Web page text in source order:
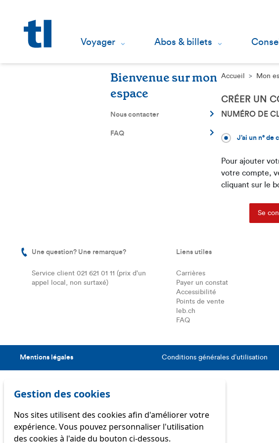
Page d'accueil
Voyager Abos & billets
Bienvenue sur mon
espace
Nous contacter
FAQ
Accueil Mon
CRÉER UN
NUMÉRO DE
Je possède déjà
J’ai un n° de
Pour ajouter
votre compte,
cliquant sur le
Se
Une question? Une remarque?
Service client 021 621 01 11 (prix d'un
appel local, non surtaxé)
Liens utiles
Carrières
Payer un constat
Accessibilité
Points de vente
leb.ch
FAQ
Mentions légales Conditions générales d’utilisation
Gestion des cookies
Nos sites utilisent des cookies afin d'améliorer votre
expérience. Vous pouvez personnaliser l'utilisation
des cookies à l'aide du bouton ci-dessous.